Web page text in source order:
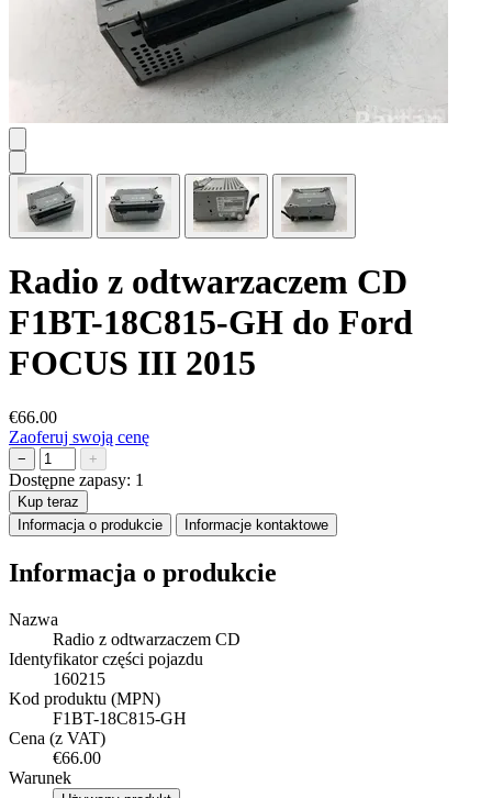
Radio z odtwarzaczem CD
F1BT-18C815-GH do Ford
FOCUS III 2015
€66.00
Zaoferuj swoją cenę
− +
Dostępne zapasy: 1
Kup teraz
Informacja o produkcie
Informacje kontaktowe
Informacja o produkcie
Nazwa
Radio z odtwarzaczem CD
Identyfikator części pojazdu
160215
Kod produktu (MPN)
F1BT-18C815-GH
Cena (z VAT)
€66.00
Warunek